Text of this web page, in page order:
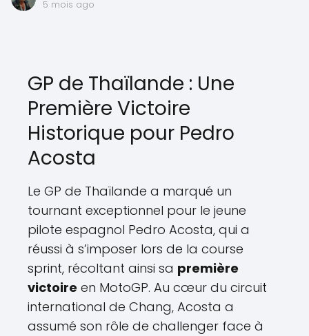
5 mois ago
GP de Thaïlande : Une
Première Victoire
Historique pour Pedro
Acosta
Le GP de Thaïlande a marqué un
tournant exceptionnel pour le jeune
pilote espagnol Pedro Acosta, qui a
réussi à s’imposer lors de la course
sprint, récoltant ainsi sa première
victoire en MotoGP. Au cœur du circuit
international de Chang, Acosta a
assumé son rôle de challenger face à